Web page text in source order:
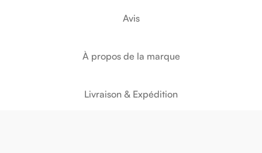
Avis
À propos de la marque
Livraison & Expédition